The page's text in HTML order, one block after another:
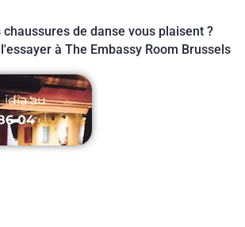
chaussures de danse vous plaisent ?
à The Embassy Room Brussels
au
04